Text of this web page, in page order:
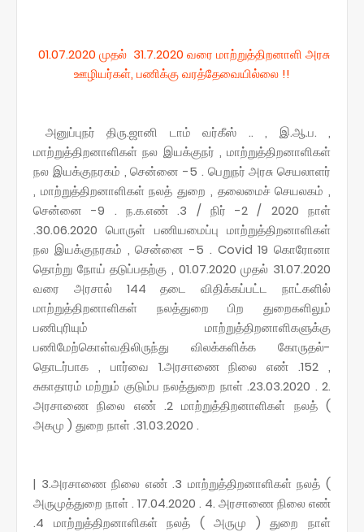
01.07.2020 முதல் 31.7.2020 வரை மாற்றுத்திறனாளி அரசு
ஊழியர்கள், பணிக்கு வரத்தேவையில்லை !!
அனுப்புநர் திரு.ஜானி டாம் வர்கீஸ் .. , இ.ஆ.ப. ,
மாற்றுத்திறனாளிகள் நல இயக்குநர் , மாற்றுத்திறனாளிகள்
நல இயக்குநரகம் , சென்னை -5 . பெறுநர் அரசு செயலாளர்
, மாற்றுத்திறனாளிகள் நலத் துறை , தலைமைச் செயலகம் ,
சென்னை -9 . ந.க.எண் .3 / நிர் -2 / 2020 நாள்
.30.06.2020 பொருள் பணியமைப்பு மாற்றுத்திறனாளிகள்
நல இயக்குநரகம் , சென்னை -5 . Covid 19 கொரோனா
தொற்று நோய் தடுப்பதற்கு , 01.07.2020 முதல் 31.07.2020
வரை அரசால் 144 தடை விதிக்கப்பட்ட நாட்களில்
மாற்றுத்திறனாளிகள் நலத்துறை பிற துறைகளிலும்
பணிபுரியும் மாற்றுத்திறனாளிகளுக்கு
பணிமேற்கொள்வதிலிருந்து விலக்களிக்க கோருதல்-
தொடர்பாக , பார்வை 1.அரசாணை நிலை எண் .152 ,
சுகாதாரம் மற்றும் குடும்ப நலத்துறை நாள் .23.03.2020 . 2.
அரசாணை நிலை எண் .2 மாற்றுத்திறனாளிகள் நலத் (
அகமு ) துறை நாள் .31.03.2020 .
| 3.அரசாணை நிலை எண் .3 மாற்றுத்திறனாளிகள் நலத் (
அருமுத்துறை நாள் . 17.04.2020 . 4. அரசாணை நிலை எண்
.4 மாற்றுத்திறனாளிகள் நலத் ( அருமு ) துறை நாள்